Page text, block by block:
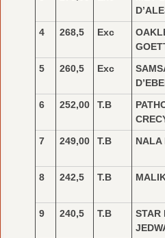
4
268,5 Exc
5
260,5 Exc
6
252,00 T.B
7
249,00 T.B NALA
8 242,5 T.B
9
240,5 T.B
STAR